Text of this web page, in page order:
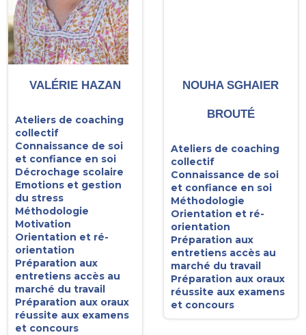
VALÉRIE HAZAN
Ateliers de coaching
collectif
Connaissance de soi
et confiance en soi
Décrochage scolaire
Emotions et gestion
du stress
Méthodologie
Motivation
Orientation et ré-
orientation
Préparation aux
entretiens accès au
marché du travail
Préparation aux oraux
réussite aux examens
et concours
NOUHA SGHAIER
BROUTÉ
Ateliers de coaching
collectif
Connaissance de soi
et confiance en soi
Méthodologie
Orientation et ré-
orientation
Préparation aux
entretiens accès au
marché du travail
Préparation aux oraux
réussite aux examens
et concours